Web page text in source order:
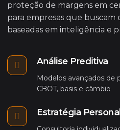
proteção de margens em
para empresas que buscam
baseadas em inteligência e
Análise Preditiva
Modelos avançados de
CBOT, basis e câmbio
Estratégia